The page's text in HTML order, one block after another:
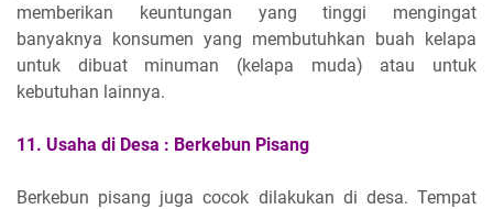
memberikan keuntungan yang tinggi mengingat
banyaknya konsumen yang membutuhkan buah kelapa
untuk dibuat minuman (kelapa muda) atau untuk
kebutuhan lainnya.
11. Usaha di Desa : Berkebun Pisang
Berkebun pisang juga cocok dilakukan di desa. Tempat